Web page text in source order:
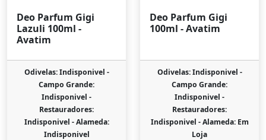
Deo Parfum Gigi
Lazuli 100ml -
Avatim
Odivelas: Indisponivel -
Campo Grande:
Indisponivel -
Restauradores:
Indisponivel -Alameda:
Indisponivel
Deo Parfum Gigi
100ml - Avatim
Odivelas: Indisponivel -
Campo Grande:
Indisponivel -
Restauradores:
Indisponivel -Alameda: Em
Loja